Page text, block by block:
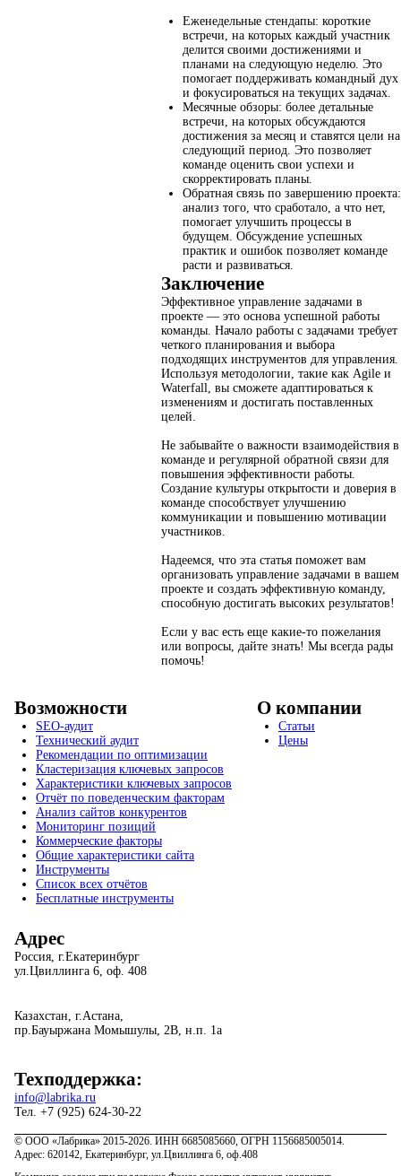
Еженедельные стендапы: короткие
встречи, на которых каждый участник
делится своими достижениями и
планами на следующую неделю. Это
помогает поддерживать командный дух
и фокусироваться на текущих задачах.
Месячные обзоры: более детальные
встречи, на которых обсуждаются
достижения за месяц и ставятся цели на
следующий период. Это позволяет
команде оценить свои успехи и
скорректировать планы.
Обратная связь по завершению проекта:
анализ того, что сработало, а что нет,
помогает улучшить процессы в
будущем. Обсуждение успешных
практик и ошибок позволяет команде
расти и развиваться.
Заключение
Эффективное управление задачами в
проекте — это основа успешной работы
команды. Начало работы с задачами требует
четкого планирования и выбора
подходящих инструментов для управления.
Используя методологии, такие как Agile и
Waterfall, вы сможете адаптироваться к
изменениям и достигать поставленных
целей.
Не забывайте о важности взаимодействия в
команде и регулярной обратной связи для
повышения эффективности работы.
Создание культуры открытости и доверия в
команде способствует улучшению
коммуникации и повышению мотивации
участников.
Надеемся, что эта статья поможет вам
организовать управление задачами в вашем
проекте и создать эффективную команду,
способную достигать высоких результатов!
Если у вас есть еще какие-то пожелания
или вопросы, дайте знать! Мы всегда рады
помочь!
Возможности
SEO-аудит
Технический аудит
Рекомендации по оптимизации
Кластеризация ключевых запросов
Характеристики ключевых запросов
Отчёт по поведенческим факторам
Анализ сайтов конкурентов
Мониторинг позиций
Коммерческие факторы
Общие характеристики сайта
Инструменты
Список всех отчётов
Бесплатные инструменты
О компании
Статьи
Цены
Адрес
Россия, г.Екатеринбург
ул.Цвиллинга 6, оф. 408
Казахстан, г.Астана,
пр.Бауыржана Момышулы, 2В, н.п. 1а
Техподдержка:
info@labrika.ru
Тел. +7 (925) 624-30-22
© ООО «Лабрика» 2015-2026. ИНН 6685085660, ОГРН 1156685005014.
Адрес: 620142, Екатеринбург, ул.Цвиллинга 6, оф.408